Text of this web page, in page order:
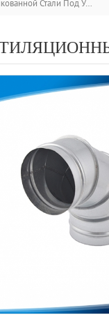
Изгиб Оцинкованной Стали Под Углом 90 Градусов